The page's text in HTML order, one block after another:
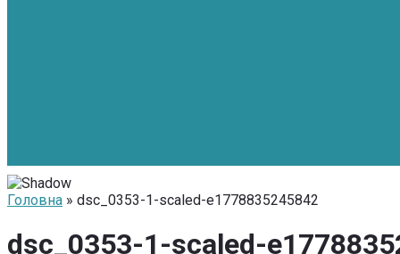
Головна » dsc_0353-1-scaled-e1778835245842
dsc_0353-1-scaled-